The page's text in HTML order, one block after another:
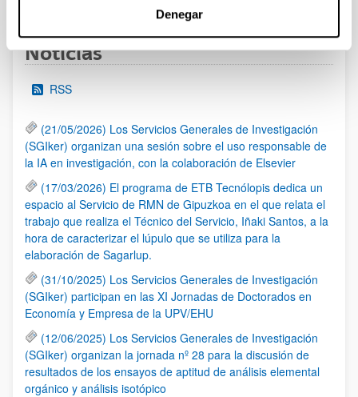
Denegar
Noticias
RSS
(21/05/2026) Los Servicios Generales de Investigación
(SGIker) organizan una sesión sobre el uso responsable de
la IA en investigación, con la colaboración de Elsevier
(17/03/2026) El programa de ETB Tecnólopis dedica un
espacio al Servicio de RMN de Gipuzkoa en el que relata el
trabajo que realiza el Técnico del Servicio, Iñaki Santos, a la
hora de caracterizar el lúpulo que se utiliza para la
elaboración de Sagarlup.
(31/10/2025) Los Servicios Generales de Investigación
(SGIker) participan en las XI Jornadas de Doctorados en
Economía y Empresa de la UPV/EHU
(12/06/2025) Los Servicios Generales de Investigación
(SGIker) organizan la jornada nº 28 para la discusión de
resultados de los ensayos de aptitud de análisis elemental
orgánico y análisis isotópico